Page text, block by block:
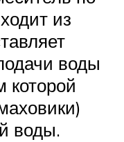
из
воды
которой
воды.